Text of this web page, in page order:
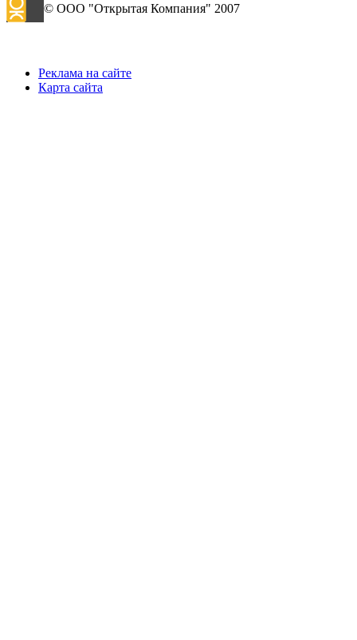
© ООО "Открытая Компания" 2007
Реклама на сайте
Карта сайта